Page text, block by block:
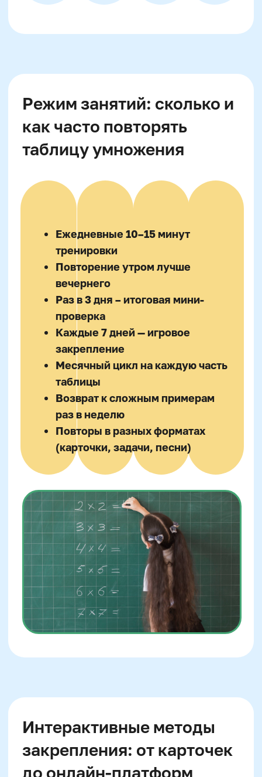
её закрепить: популярные
Таблица умножения в
реальной жизни: как
показать, что это полезно
Абстракция —главный враг мотивации
зачем учить таблицу, он не стремится это
делать. Поэтому важно регулярно
магазине: «Мы покупаем 3 яблока в
каждом из 4 пакетов. Сколько всего?»
Дома: «На обед 5 человек, каждый
съедает 2 котлеты. Сколько приготовить?»
Чем чаще ребёнок слышит от родителей
применение умножения в бытовых делах,
тем прочнее ощущение, что это — нужный
навык. Подключайте совместные игры:
счёт кубиков лего, делёж конфет,
разрезание пиццы на части. Учёба
проникает в опыт, и таблица превращается
из школьной обязаловки в инструмент
продолжает путаться в простейших
произведениях, путает позиции в таблице,
не может перейти от 2×6 к 6×2 —
возможно, проблема лежит глубже.
Недоразвитие рабочей памяти, трудности